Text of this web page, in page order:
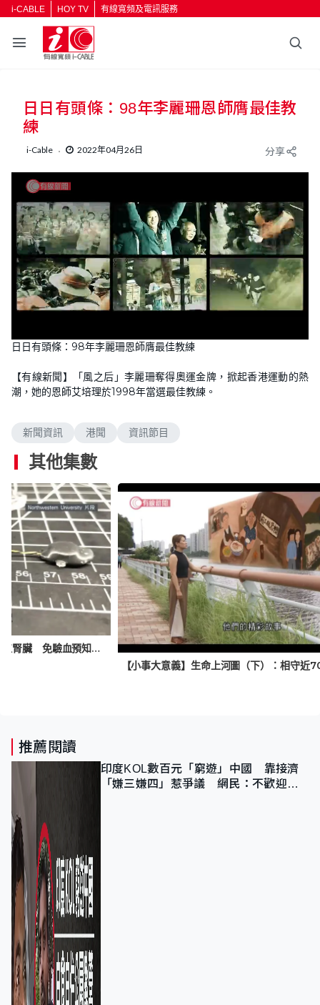
i-CABLE HOY TV 有線寬頻及電訊服務
日日有頭條：98年李麗珊恩師膺最佳教
練
i-Cable 2022年04月26日 分享
n
m
e
o
a
d
:
2
9
%
日日有頭條：98年李麗珊恩師膺最佳教練
【有線新聞】「風之后」李麗珊奪得奧運金牌，掀起香港運動的熱
潮，她的恩師艾培理於1998年當選最佳教練。
新聞資訊 港聞 資訊節目
其他集數
美研植入式微型溫度計 實時監測移植腎臟 免驗血預知排斥反應
推薦閱讀
印度KOL數百元「窮遊」中國 靠接濟
「嫌三嫌四」惹爭議 網民：不歡迎劣